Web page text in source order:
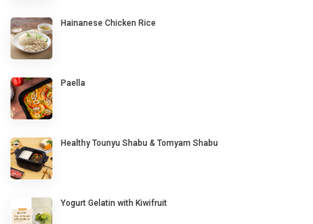
Hainanese Chicken Rice
Paella
Healthy Tounyu Shabu & Tomyam Shabu
Yogurt Gelatin with Kiwifruit